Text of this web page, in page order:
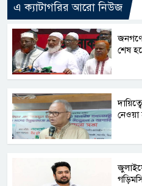
এ ক্যাটাগরির আরো নিউজ
শেষ
নেওয়া